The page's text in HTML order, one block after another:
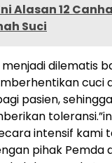
Alasan 12
Suci
dilematis
cuci
pasien,
intensif kami
pihak Pemda